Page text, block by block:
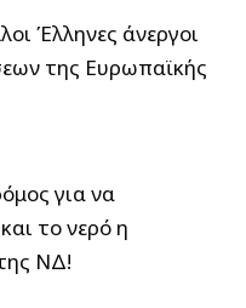
Έλληνες άνεργοι
της Ευρωπαϊκής
για να
το νερό η
ΝΔ!